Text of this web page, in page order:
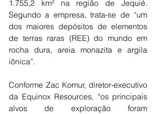
1.755,2 km² na região de Jequié.
Segundo a empresa, trata-se de “um
dos maiores depósitos de elementos
de terras raras (REE) do mundo em
rocha dura, areia monazita e argila
iônica”.
Conforme Zac Komur, diretor-executivo
da Equinox Resources, “os principais
alvos de exploração foram